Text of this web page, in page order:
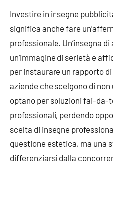
Investire in insegne
significa anche fare
professionale. Un’insegna
un’immagine di serietà e
per instaurare un rapporto
aziende che scelgono di
optano per soluzioni fai-da-
professionali, perdendo
scelta di insegne
questione estetica, ma una
differenziarsi dalla